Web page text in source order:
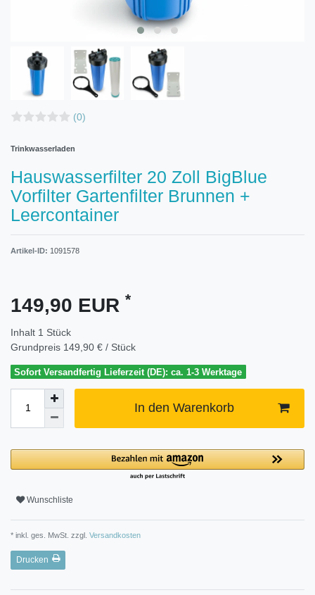
(0)
Trinkwasserladen
Hauswasserfilter 20 Zoll BigBlue
Vorfilter Gartenfilter Brunnen +
Leercontainer
Artikel-ID: 1091578
149,90 EUR *
Inhalt 1 Stück
Grundpreis 149,90 € / Stück
Sofort Versandfertig Lieferzeit (DE): ca. 1-3 Werktage
In den Warenkorb
Wunschliste
* inkl. ges. MwSt. zzgl. Versandkosten
Drucken